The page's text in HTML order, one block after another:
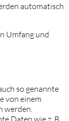
automatisch
Umfang und
so genannte
von einem
werden.